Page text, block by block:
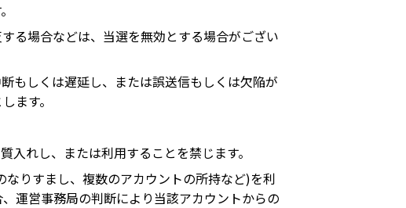
る場合などは、当選を無効とする場合がござい
もしくは遅延し、または誤送信もしくは欠陥が
ます。
れし、または利用することを禁じます。
りすまし、複数のアカウントの所持など)を利
運営事務局の判断により当該アカウントからの